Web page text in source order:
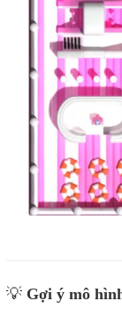
💡 Gợi ý mô